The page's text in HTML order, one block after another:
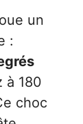
un
:
à 180
choc